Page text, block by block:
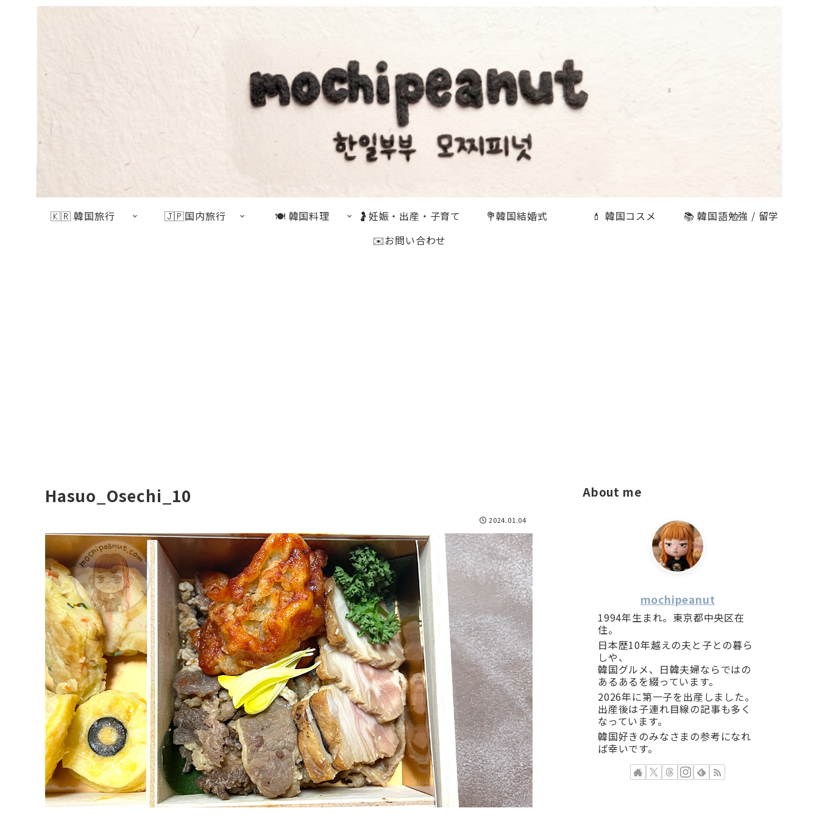
🇰🇷 韓国旅行 🇯🇵国内旅行 🍽 韓国料理 🤰妊娠・出産・子育て 💐韓国結婚式 💄 韓国コスメ
📚 韓国語勉強 / 留学
✉️お問い合わせ
Hasuo_Osechi_10
2024.01.04
About me
mochipeanut
1994年生まれ。東京都中央区在
住。
日本歴10年越えの夫と子との暮ら
しや、
韓国グルメ、日韓夫婦ならではの
あるあるを綴っています。
2026年に第一子を出産しました。
出産後は子連れ目線の記事も多く
なっています。
韓国好きのみなさまの参考になれ
ば幸いです。